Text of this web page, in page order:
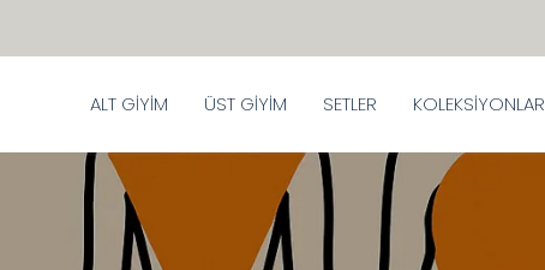
ALT GİYİM ÜST GİYİM SETLER KOLEKSİYONLAR